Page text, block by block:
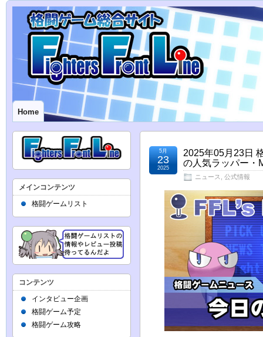
Home
2025年05月23日
の人気ラッパー・
ニュース 公式情報
5月
23
2025
メインコンテンツ
格闘ゲームリスト
コンテンツ
インタビュー企画
格闘ゲーム予定
格闘ゲーム攻略